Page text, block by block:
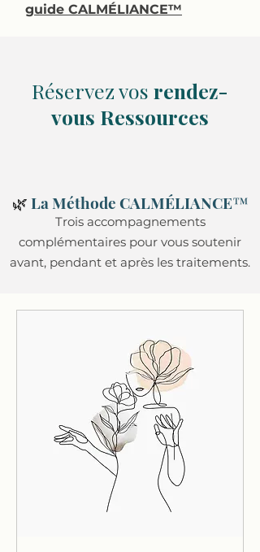
guide CALMÉLIANCE™
Réservez vos rendez-
vous Ressources
🌿La Méthode CALMÉLIANCE™
Trois accompagnements
complémentaires pour vous soutenir
avant, pendant et après les traitements.